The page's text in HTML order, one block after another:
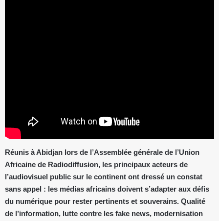
Réunis à Abidjan lors de l’Assemblée générale de l’Union
Africaine de Radiodiffusion, les principaux acteurs de
l’audiovisuel public sur le continent ont dressé un constat
sans appel : les médias africains doivent s’adapter aux défis
du numérique pour rester pertinents et souverains. Qualité
de l’information, lutte contre les fake news, modernisation